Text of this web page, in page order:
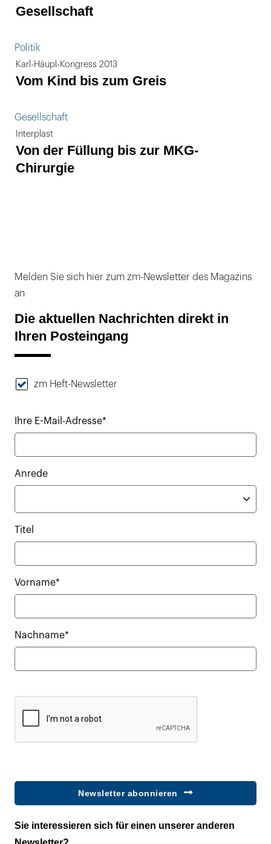
Gesellschaft
Politik
Karl-Häupl-Kongress 2013
Vom Kind bis zum Greis
Gesellschaft
Interplast
Von der Füllung bis zur MKG-
Chirurgie
Melden Sie sich hier zum zm-Newsletter des Magazins
an
Die aktuellen Nachrichten direkt in
Ihren Posteingang
zm Heft-Newsletter
Ihre E-Mail-Adresse*
Anrede
Titel
Vorname*
Nachname*
Newsletter abonnieren
Sie interessieren sich für einen unserer anderen